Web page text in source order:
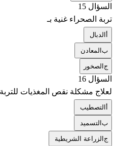
السؤال 15
تربة الصحراء غنية بـ
الدبال
بالمعادن
جالصخور
السؤال 16
لعلاج مشكلة نقص المغذيات
التصطيب
بالتسميد
جالزراعة الشريطية